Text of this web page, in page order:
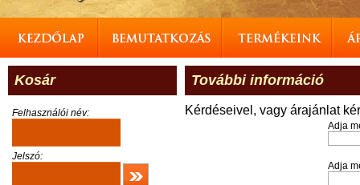
Kosár
Felhasználói név:
Jelszó:
További információ
Kérdéseivel, vagy árajánlat
Adja
Adja